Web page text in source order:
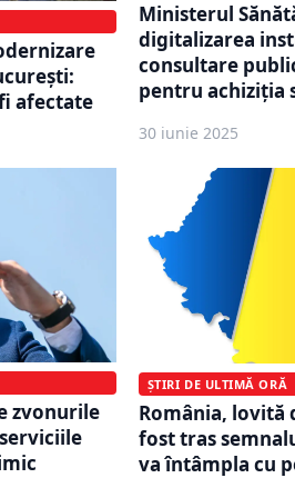
afectate
Ministerul
digitalizarea
consultare
pentru achiziţia
30 iunie 2025
zvonurile
ȘTIRI DE ULTIMĂ ORĂ
România, lovită
fost tras
va întâmpla cu